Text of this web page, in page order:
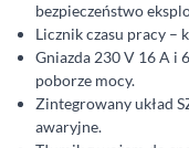
bezpieczeństwo
Licznik czasu pracy –
Gniazda 230 V 16 A i
poborze mocy.
Zintegrowany układ
awaryjne.